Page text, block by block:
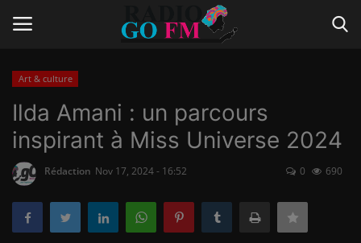
Home
Contact
Gallery
Art & culture
Ilda Amani : un parcours
inspirant à Miss Universe 2024
Rédaction Nov 17, 2024 - 16:52 0 690